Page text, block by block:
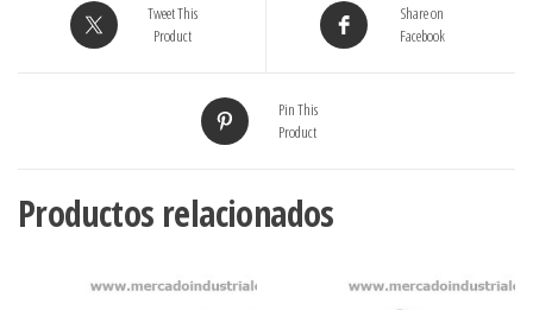
cantidad
Tweet This
Product
Share on
Facebook
Pin This
Product
Productos relacionados